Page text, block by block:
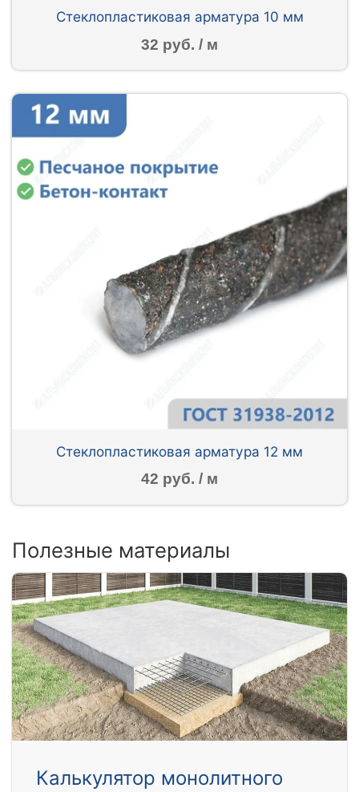
Стеклопластиковая арматура 10 мм
32 руб. / м
Стеклопластиковая арматура 12 мм
42 руб. / м
Полезные материалы
Калькулятор монолитного